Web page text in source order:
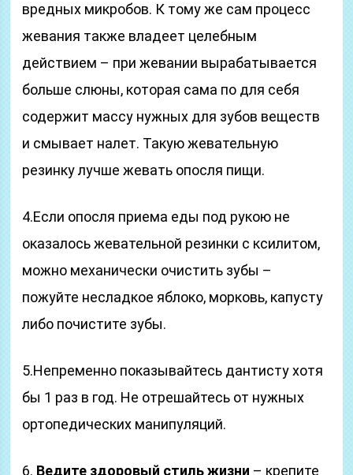
вредных микробов. К тому же сам процесс
жевания также владеет целебным
действием – при жевании вырабатывается
больше слюны, которая сама по для себя
содержит массу нужных для зубов веществ
и смывает налет. Такую жевательную
резинку лучше жевать опосля пищи.
4.Если опосля приема еды под рукою не
оказалось жевательной резинки с ксилитом,
можно механически очистить зубы –
пожуйте несладкое яблоко, морковь, капусту
либо почистите зубы.
5.Непременно показывайтесь дантисту хотя
бы 1 раз в год. Не отрешайтесь от нужных
ортопедических манипуляций.
6. Ведите здоровый стиль жизни – крепите